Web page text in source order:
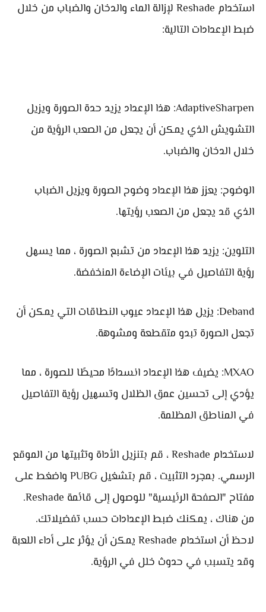
استخدام Reshade لإزالة الماء والدخان والضباب من خلال
ضبط الإعدادات التالية:
AdaptiveSharpen: هذا الإعداد يزيد حدة الصورة ويزيل
التشويش الذي يمكن أن يجعل من الصعب الرؤية من
خلال الدخان والضباب.
الوضوح: يعزز هذا الإعداد وضوح الصورة ويزيل الضباب
الذي قد يجعل من الصعب رؤيتها.
التلوين: يزيد هذا الإعداد من تشبع الصورة ، مما يسهل
رؤية التفاصيل في بيئات الإضاءة المنخفضة.
Deband: يزيل هذا الإعداد عيوب النطاقات التي يمكن أن
تجعل الصورة تبدو متقطعة ومشوهة.
MXAO: يضيف هذا الإعداد انسدادًا محيطًا للصورة ، مما
يؤدي إلى تحسين عمق الظلال وتسهيل رؤية التفاصيل
في المناطق المظلمة.
لاستخدام Reshade ، قم بتنزيل الأداة وتثبيتها من الموقع
الرسمي. بمجرد التثبيت ، قم بتشغيل PUBG واضغط على
مفتاح "الصفحة الرئيسية" للوصول إلى قائمة Reshade.
من هناك ، يمكنك ضبط الإعدادات حسب تفضيلاتك.
لاحظ أن استخدام Reshade يمكن أن يؤثر على أداء اللعبة
وقد يتسبب في حدوث خلل في الرؤية.